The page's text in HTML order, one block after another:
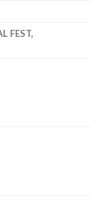
FEST,